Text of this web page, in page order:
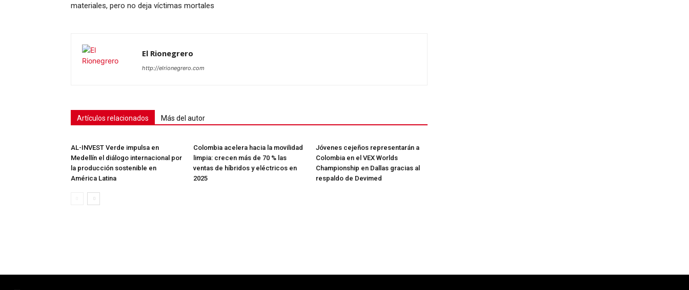
materiales, pero no deja víctimas mortales
El Rionegrero
http://elrionegrero.com
Artículos relacionados Más del autor
AL-INVEST Verde impulsa en
Medellín el diálogo internacional por
la producción sostenible en
América Latina
Colombia acelera hacia la movilidad
limpia: crecen más de 70 % las
ventas de híbridos y eléctricos en
2025
Jóvenes cejeños representarán a
Colombia en el VEX Worlds
Championship en Dallas gracias al
respaldo de Devimed